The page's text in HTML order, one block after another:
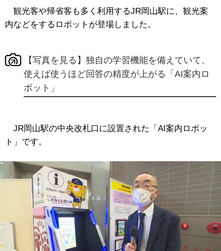
観光客や帰省客も多く利用するJR岡山駅に、観光案
内などをするロボットが登場しました。
【写真を見る】独自の学習機能を備えていて、
使えば使うほど回答の精度が上がる「AI案内ロ
ボット」
JR岡山駅の中央改札口に設置された「AI案内ロボッ
ト」です。